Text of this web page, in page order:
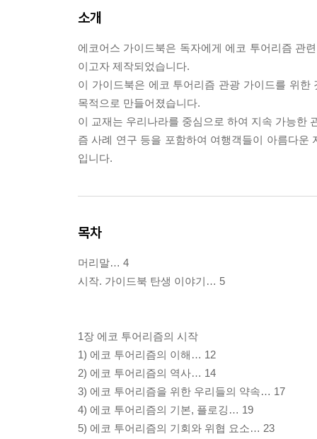
소개
에코어스 가이드북은 독자에게 에코 투어리즘 관
이고자 제작되었습니다.
이 가이드북은 에코 투어리즘 관광 가이드를 위
목적으로 만들어졌습니다.
이 교재는 우리나라를 중심으로 하여 지속 가능한
즘 사례 연구 등을 포함하여 여행객들이 아름다
입니다.
목차
머리말… 4
시작. 가이드북 탄생 이야기… 5
1장 에코 투어리즘의 시작
1) 에코 투어리즘의 이해… 12
2) 에코 투어리즘의 역사… 14
3) 에코 투어리즘을 위한 우리들의 약속… 17
4) 에코 투어리즘의 기본, 플로깅… 19
5) 에코 투어리즘의 기회와 위협 요소… 23